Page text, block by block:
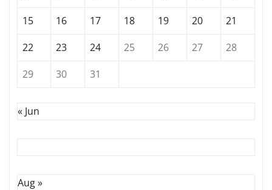
15
16 17 18 19 20
21
22
23 24 25 26 27
28
29
30 31
« Jun
Aug »